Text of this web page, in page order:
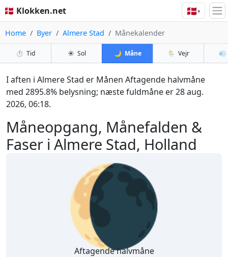
🇩🇰 Klokken.net 🇩🇰▾
Home Byer Almere Stad Månekalender
⏱️ Tid ☀️ Sol 🌙 Måne 🌦️ Vejr 💨
Måneopgang, Månefalden &
Faser i Almere Stad, Holland
I aften i Almere Stad er Månen Aftagende halvmåne
med 2895.8% belysning; næste fuldmåne er 28 aug.
2026, 06:18.
🌘
Aftagende halvmåne